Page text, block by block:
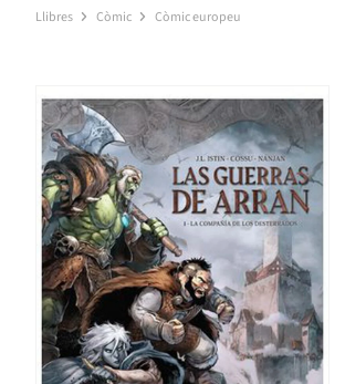
Llibres Còmic Còmic europeu